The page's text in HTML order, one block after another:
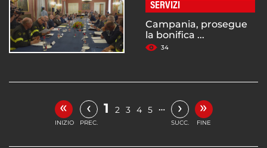
SERVIZI
Campania, prosegue
la bonifica ...
34
«
INIZIO
‹
PREC.
1 2 3 4 5 … ›
SUCC.
»
FINE